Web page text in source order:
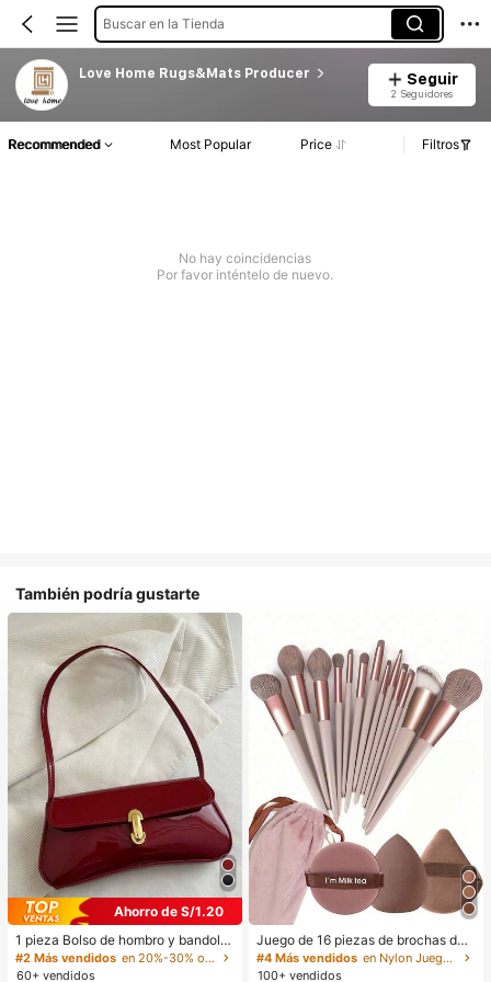
Buscar en la Tienda
Love Home Rugs&Mats Producer Seguir
2 Seguidores
Recommended Most Popular Price Filtros
No hay coincidencias
Por favor inténtelo de nuevo.
También podría gustarte
Ahorro de S/1.20
1 pieza Bolso de hombro y bandoler
a de cuero sintético aceitado retro
para mujer, adecuado para citas, sa
#2 Más vendidos
en 20%-30% off Bolsos de hombro para mujer
60+ vendidos
Juego de 16 piezas de brochas de
maquillaje que incluye 13 brochas
de maquillaje, 1 esponja de maquill
#4 Más vendidos
en Nylon Juegos De Pinceles
100+ vendidos